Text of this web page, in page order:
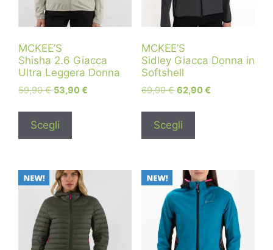
MCKEE’S
Shisha 2.6 Giacca
Ultra Leggera Donna
59,90€ 53,90€
Scegli
MCKEE’S
Sidley Giacca Donna in
Softshell
69,90€ 62,90€
Scegli